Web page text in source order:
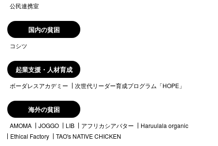
公民連携室
国内の貧困
コシツ
起業支援・人材育成
ボーダレスアカデミー 次世代リーダー育成プログラム「HOPE」
海外の貧困
AMOMA JOGGO LIB アフリカシアバター
Haruulala organic
Ethical Factory
TAO's NATIVE CHICKEN